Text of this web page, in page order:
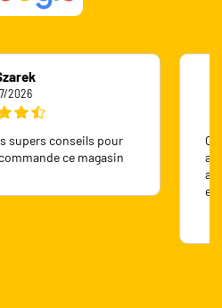
2026
supers conseils pour
ce magasin